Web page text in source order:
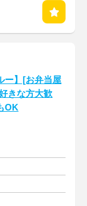
ー】[お弁当屋
きな方大歓
OK